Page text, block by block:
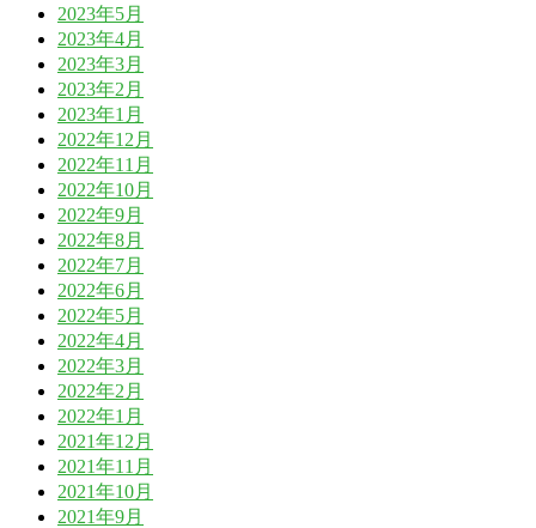
2023年5月
2023年4月
2023年3月
2023年2月
2023年1月
2022年12月
2022年11月
2022年10月
2022年9月
2022年8月
2022年7月
2022年6月
2022年5月
2022年4月
2022年3月
2022年2月
2022年1月
2021年12月
2021年11月
2021年10月
2021年9月